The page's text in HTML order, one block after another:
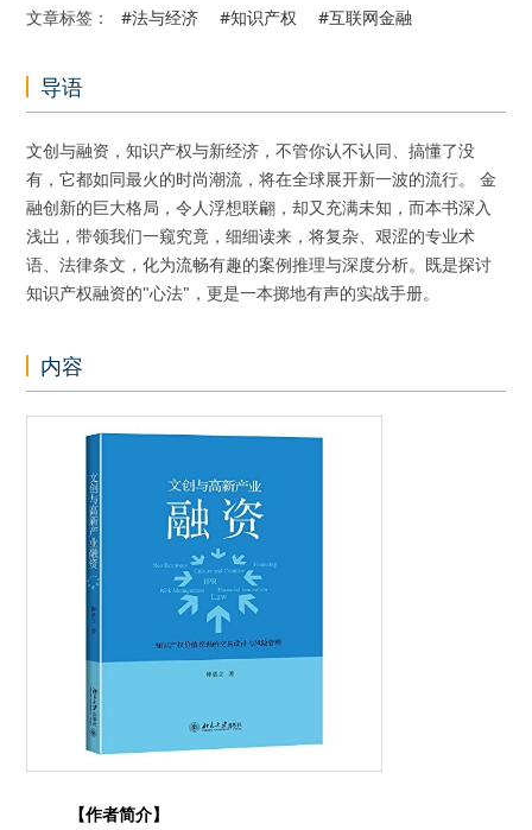
文章标签： #法与经济 #知识产权 #互联网金融
导语
文创与融资，知识产权与新经济，不管你认不认同、搞懂了没
有，它都如同最火的时尚潮流，将在全球展开新一波的流行。 金
融创新的巨大格局，令人浮想联翩，却又充满未知，而本书深入
浅岀，带领我们一窥究竟，细细读来，将复杂、艰涩的专业术
语、法律条文，化为流畅有趣的案例推理与深度分析。既是探讨
知识产权融资的"心法"，更是一本掷地有声的实战手册。
内容
【作者简介】